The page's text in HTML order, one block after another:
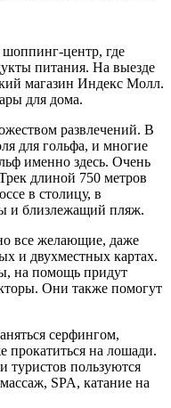
центр, где
питания. На выезде
магазин Индекс Молл.
для дома.
развлечений. В
для гольфа, и многие
именно здесь. Очень
длиной 750 метров
в столицу, в
и близлежащий пляж.
все желающие, даже
и двухместных картах.
на помощь придут
Они также помогут
серфингом,
на лошади.
туристов пользуются
SPA, катание на